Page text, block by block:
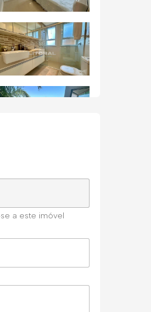
a este imóvel